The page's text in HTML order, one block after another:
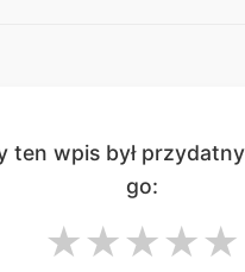
ten wpis był
go:
★★★★★